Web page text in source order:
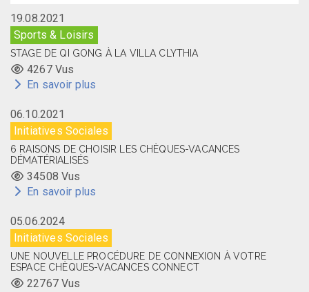
19.08.2021
Sports & Loisirs
STAGE DE QI GONG À LA VILLA CLYTHIA
4267 Vus
En savoir plus
06.10.2021
Initiatives Sociales
6 RAISONS DE CHOISIR LES CHÈQUES-VACANCES
DÉMATÉRIALISÉS
34508 Vus
En savoir plus
05.06.2024
Initiatives Sociales
UNE NOUVELLE PROCÉDURE DE CONNEXION À VOTRE
ESPACE CHÈQUES-VACANCES CONNECT
22767 Vus